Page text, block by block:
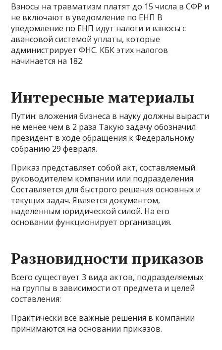
Взносы на травматизм платят до 15 числа в СФР и
не включают в уведомление по ЕНП В
уведомление по ЕНП идут налоги и взносы с
авансовой системой уплаты, которые
администрирует ФНС. КБК этих налогов
начинается на 182.
Интересные материалы
Путин: вложения бизнеса в науку должны вырасти
не менее чем в 2 раза Такую задачу обозначил
президент в ходе обращения к Федеральному
собранию 29 февраля.
Приказ представляет собой акт, составляемый
руководителем компании или подразделения.
Составляется для быстрого решения основных и
текущих задач. Является документом,
наделенным юридической силой. На его
основании функционирует организация.
Разновидности приказов
Всего существует 3 вида актов, подразделяемых
на группы в зависимости от предмета и целей
составления:
Практически все важные решения в компании
принимаются на основании приказов.